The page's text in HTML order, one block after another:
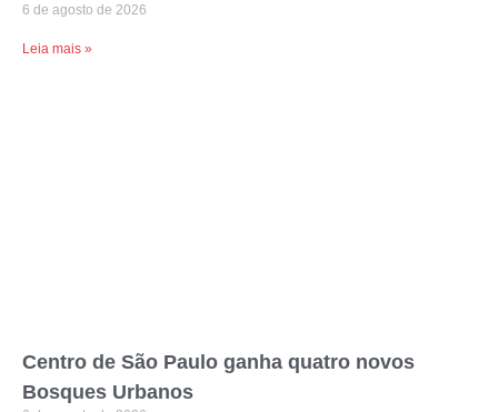
6 de agosto de 2026
Leia mais »
Centro de São Paulo ganha quatro novos
Bosques Urbanos